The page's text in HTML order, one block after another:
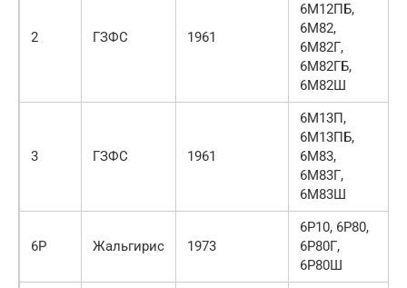
2 ГЗФС 1961
6М12ПБ,
6М82,
6М82Г,
6М82ГБ,
6М82Ш
3 ГЗФС 1961
6М13П,
6М13ПБ,
6М83,
6М83Г,
6М83Ш
6Р Жальгирис 1973
6Р10, 6Р80,
6Р80Г,
6Р80Ш